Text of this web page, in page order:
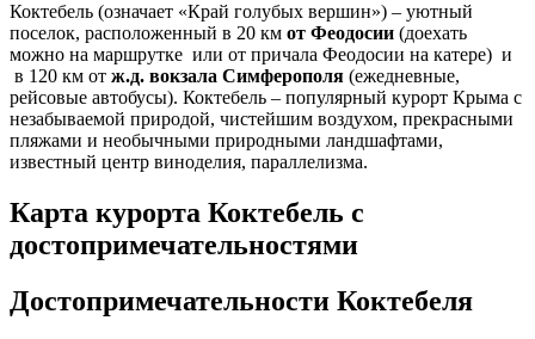
Коктебель (означает «Край голубых вершин») – уютный
поселок, расположенный в 20 км от Феодосии (доехать
можно на маршрутке или от причала Феодосии на катере) и
в 120 км от ж.д. вокзала Симферополя (ежедневные,
рейсовые автобусы). Коктебель – популярный курорт Крыма с
незабываемой природой, чистейшим воздухом, прекрасными
пляжами и необычными природными ландшафтами,
известный центр виноделия, параллелизма.
Карта курорта Коктебель с
достопримечательностями
Достопримечательности Коктебеля